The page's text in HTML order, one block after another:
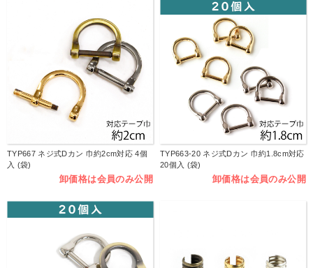
TYP667 ネジ式Dカン 巾約2cm対応 4個
入 (袋)
卸価格は会員のみ公開
TYP663-20 ネジ式Dカン 巾約1.8cm対応
20個入 (袋)
卸価格は会員のみ公開